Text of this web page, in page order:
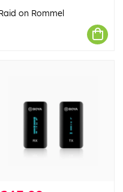
on Rommel